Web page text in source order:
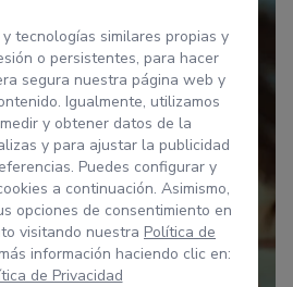
tecnologías similares propias y
o persistentes, para hacer
segura nuestra página web y
Igualmente, utilizamos
y obtener datos de la
y para ajustar la publicidad
Puedes configurar y
a continuación. Asimismo,
opciones de consentimiento en
visitando nuestra Política de
información haciendo clic en:
de Privacidad